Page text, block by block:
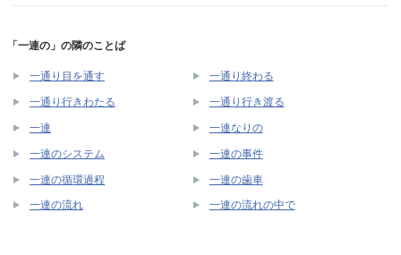
「一連の」の隣のことば
一通り目を通す 一通り終わる
一通り行きわたる 一通り行き渡る
一連 一連なりの
一連のシステム 一連の事件
一連の循環過程 一連の歯車
一連の流れ 一連の流れの中で